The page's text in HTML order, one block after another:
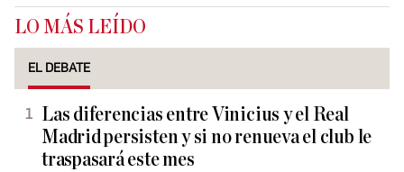
LO MÁS LEÍDO
EL DEBATE
Las diferencias entre Vinicius y el Real
Madrid persisten y si no renueva el club le
traspasará este mes